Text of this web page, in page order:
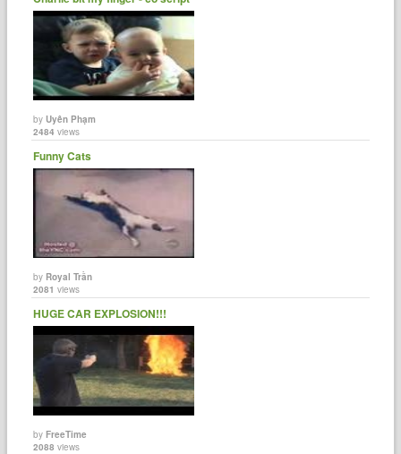
byUyên Phạm
2484 views
Funny Cats
by Royal Trần
2081 views
HUGE CAR EXPLOSION!!!
byFreeTime
2088 views